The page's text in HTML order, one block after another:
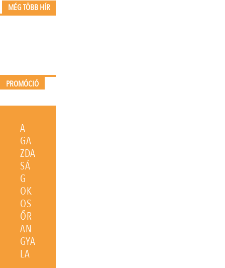
MÉG TÖBB HÍR
PROMÓCIÓ
A
GA
ZDA
SÁ
G
OK
OS
ŐR
AN
GYA
LA